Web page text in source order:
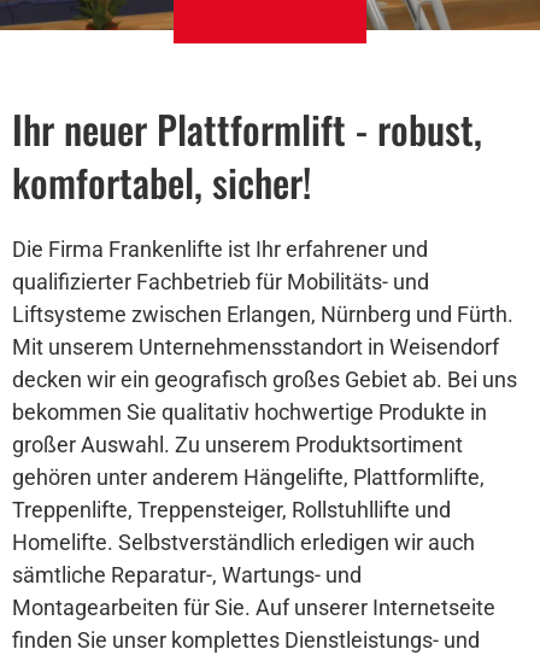
Ihr neuer Plattformlift - robust,
komfortabel, sicher!
Die Firma Frankenlifte ist Ihr erfahrener und
qualifizierter Fachbetrieb für Mobilitäts- und
Liftsysteme zwischen Erlangen, Nürnberg und Fürth.
Mit unserem Unternehmensstandort in Weisendorf
decken wir ein geografisch großes Gebiet ab. Bei uns
bekommen Sie qualitativ hochwertige Produkte in
großer Auswahl. Zu unserem Produktsortiment
gehören unter anderem Hängelifte, Plattformlifte,
Treppenlifte, Treppensteiger, Rollstuhllifte und
Homelifte. Selbstverständlich erledigen wir auch
sämtliche Reparatur-, Wartungs- und
Montagearbeiten für Sie. Auf unserer Internetseite
finden Sie unser komplettes Dienstleistungs- und